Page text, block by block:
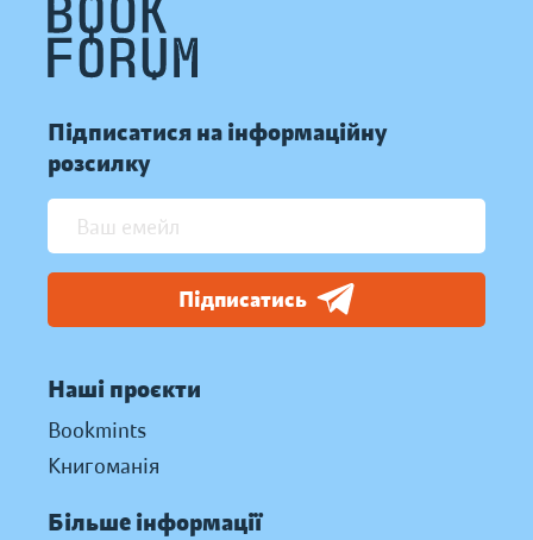
Підписатися на інформаційну
розсилку
Підписатись
Наші проєкти
Bookmints
Книгоманія
Більше інформації